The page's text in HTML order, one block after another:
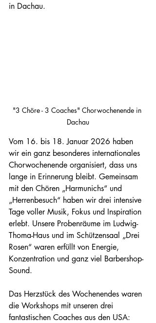
in Dachau.
"3 Chöre - 3 Coaches" Chorwochenende in
Dachau
Vom 16. bis 18. Januar 2026 haben
wir ein ganz besonderes internationales
Chorwochenende organisiert, dass uns
lange in Erinnerung bleibt. Gemeinsam
mit den Chören „Harmunichs“ und
„Herrenbesuch“ haben wir drei intensive
Tage voller Musik, Fokus und Inspiration
erlebt. Unsere Probenräume im Ludwig-
Thoma-Haus und im Schützensaal „Drei
Rosen“ waren erfüllt von Energie,
Konzentration und ganz viel Barbershop-
Sound.
Das Herzstück des Wochenendes waren
die Workshops mit unseren drei
fantastischen Coaches aus den USA: